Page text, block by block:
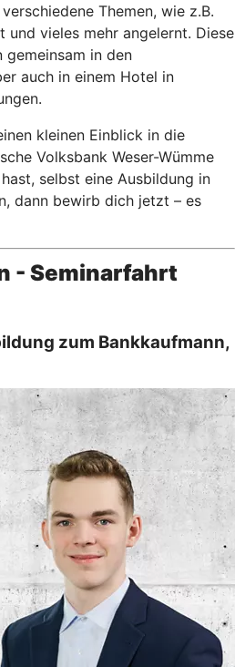
Themen, wie z.B.
und vieles mehr angelernt. Diese
gemeinsam in den
auch in einem Hotel in
kleinen Einblick in die
Volksbank Weser-Wümme
selbst eine Ausbildung in
dann bewirb dich jetzt – es
- Seminarfahrt
zum Bankkaufmann,